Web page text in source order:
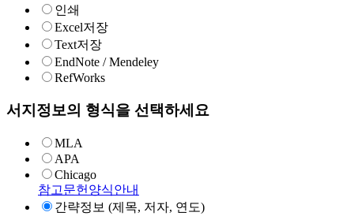
인쇄
Excel저장
Text저장
EndNote / Mendeley
RefWorks
서지정보의 형식을 선택하세요
MLA
APA
Chicago
참고문헌양식안내
간략정보 (제목, 저자, 연도)